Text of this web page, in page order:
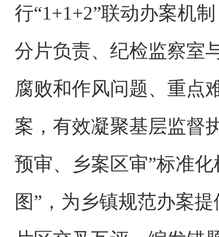
行“1+1+2”联动办案机
分片负责、纪检监察室
腐败和作风问题、重点
案，有效凝聚基层监督
预审、乡案区审”标准
图”，为乡镇规范办案